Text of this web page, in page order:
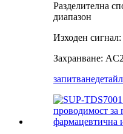
Разделителна
диапазон
Изходен
Захранване:
запитванедетайл